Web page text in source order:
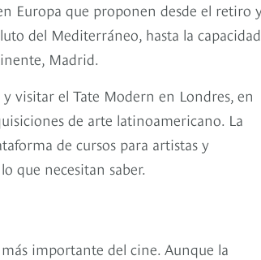
Europa que proponen desde el retiro
del Mediterráneo, hasta la
Madrid.
visitar el Tate Modern en Londres, en
de arte latinoamericano. La
de cursos para artistas y
que necesitan saber.
importante del cine. Aunque la